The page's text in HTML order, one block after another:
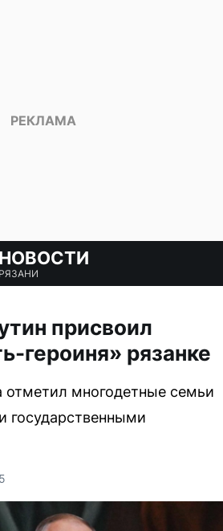
НОВОСТИ
РЯЗАНИ
присвоил
героиня» рязанке
отметил многодетные семьи
государственными